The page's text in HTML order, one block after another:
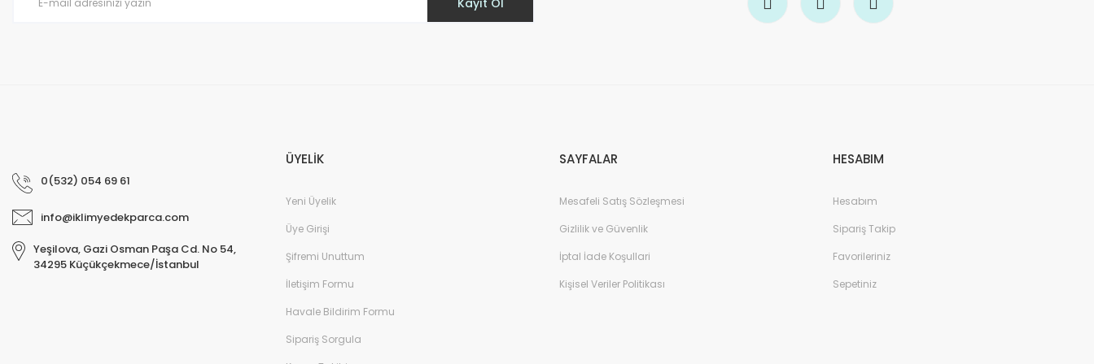
0(532) 054 69 61
info@iklimyedekparca.com
Yeşilova, Gazi Osman Paşa Cd. No 54,
34295 Küçükçekmece/İstanbul
ÜYELİK
Yeni Üyelik
Üye Girişi
Şifremi Unuttum
İletişim Formu
Havale Bildirim Formu
Sipariş Sorgula
SAYFALAR
Mesafeli Satış Sözleşmesi
Gizlilik ve Güvenlik
İptal İade Koşullari
Kişisel Veriler Politikası
HESABIM
Hesabım
Sipariş Takip
Favorileriniz
Sepetiniz